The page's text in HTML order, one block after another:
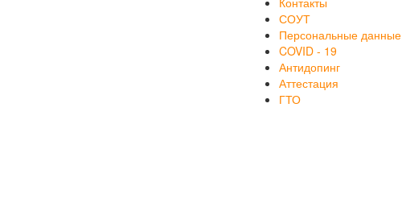
СОУТ
Персональные данные
COVID - 19
Антидопинг
Аттестация
ГТО